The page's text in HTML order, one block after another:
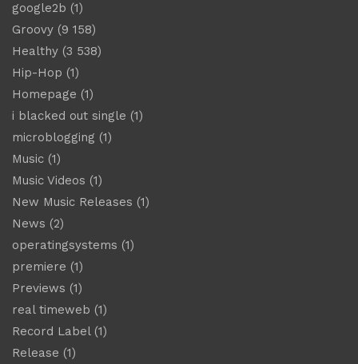
google2b (1)
Groovy (9 158)
Healthy (3 538)
Hip-Hop (1)
Homepage (1)
i blacked out single (1)
microblogging (1)
Music (1)
Music Videos (1)
New Music Releases (1)
News (2)
operatingsystems (1)
premiere (1)
Previews (1)
real timeweb (1)
Record Label(1)
Release (1)